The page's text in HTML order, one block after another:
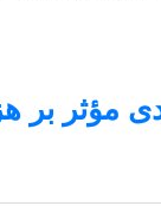
مؤثر بر